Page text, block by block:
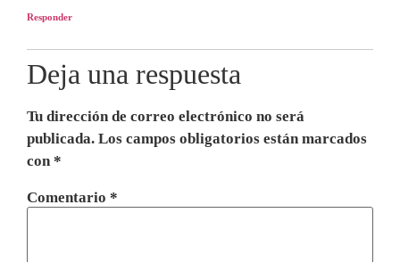
Responder
Deja una respuesta
Tu dirección de correo electrónico no será
publicada. Los campos obligatorios están marcados
con *
Comentario *